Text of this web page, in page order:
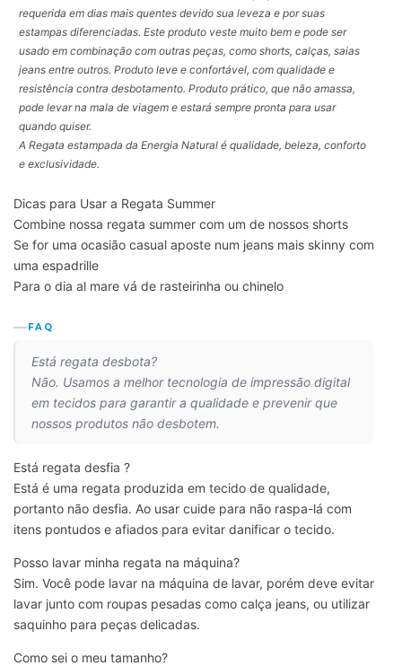
requerida em dias mais quentes devido sua leveza e por suas
estampas diferenciadas. Este produto veste muito bem e pode ser
usado em combinação com outras peças, como shorts, calças, saias
jeans entre outros. Produto leve e confortável, com qualidade e
resistência contra desbotamento. Produto prático, que não amassa,
pode levar na mala de viagem e estará sempre pronta para usar
quando quiser.
A Regata estampada da Energia Natural é qualidade, beleza, conforto
e exclusividade.
Dicas para Usar a Regata Summer
Combine nossa regata summer com um de nossos shorts
Se for uma ocasião casual aposte num jeans mais skinny com
uma espadrille
Para o dia al mare vá de rasteirinha ou chinelo
FAQ
Está regata desbota?
Não. Usamos a melhor tecnologia de impressão digital
em tecidos para garantir a qualidade e prevenir que
nossos produtos não desbotem.
Está regata desfia ?
Está é uma regata produzida em tecido de qualidade,
portanto não desfia. Ao usar cuide para não raspa-lá com
itens pontudos e afiados para evitar danificar o tecido.
Posso lavar minha regata na máquina?
Sim. Você pode lavar na máquina de lavar, porém deve evitar
lavar junto com roupas pesadas como calça jeans, ou utilizar
saquinho para peças delicadas.
Como sei o meu tamanho?